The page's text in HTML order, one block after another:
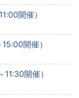
開催）
開催）
開催）